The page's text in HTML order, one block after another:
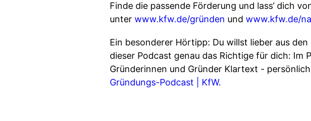
Finde die passende Förderung und lass’ dich
unter⁠⁠⁠⁠ ⁠⁠⁠⁠⁠⁠⁠⁠⁠⁠www.kfw.de/gründen ⁠⁠⁠⁠⁠⁠ und ⁠⁠www.kfw.de/
Ein besonderer Hörtipp: Du willst lieber aus
dieser Podcast genau das Richtige für dich: Im
Gründerinnen und Gründer Klartext -
Gründungs-Podcast | KfW⁠⁠⁠⁠⁠⁠.